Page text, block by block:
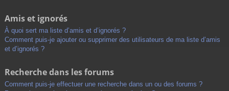
Amis et ignorés
À quoi sert ma liste d’amis et d’ignorés ?
Comment puis-je ajouter ou supprimer des utilisateurs de ma liste d’amis
et d’ignorés ?
Recherche dans les forums
Comment puis-je effectuer une recherche dans un ou des forums ?